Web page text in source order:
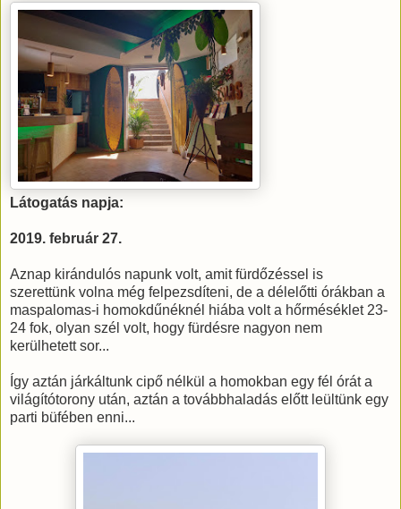
Látogatás napja:
2019. február 27.
Aznap kirándulós napunk volt, amit fürdőzéssel is
szerettünk volna még felpezsdíteni, de a délelőtti órákban a
maspalomas-i homokdűnéknél hiába volt a hőrméséklet 23-
24 fok, olyan szél volt, hogy fürdésre nagyon nem
kerülhetett sor...
Így aztán járkáltunk cipő nélkül a homokban egy fél órát a
világítótorony után, aztán a továbbhaladás előtt leültünk egy
parti büfében enni...